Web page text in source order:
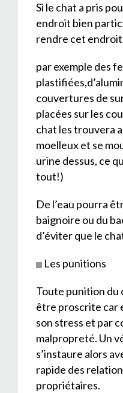
Si le chat a pris
endroit bien
rendre cet
par exemple des
couvertures de
placées sur les
chat les trouvera
moelleux et se
urine dessus, ce
tout!)
De l’eau pourra
baignoire ou du
d’éviter que le
Les punitions
Toute punition du
être proscrite car
son stress et par
malpropreté. Un
s’instaure alors
rapide des
propriétaires.